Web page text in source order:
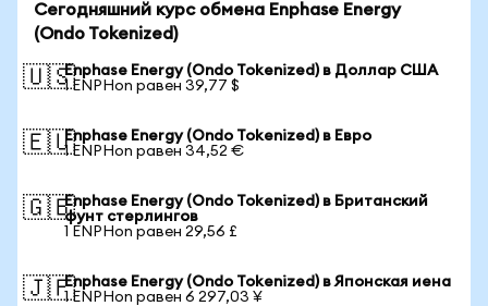
Сегодняшний курс обмена Enphase Energy
(Ondo Tokenized)
🇺🇸Enphase Energy (Ondo Tokenized) в Доллар США
1 ENPHon равен 39,77 $
🇪🇺Enphase Energy (Ondo Tokenized) в Евро
1 ENPHon равен 34,52 €
🇬🇧Enphase Energy (Ondo Tokenized) в Британский
фунт стерлингов
1 ENPHon равен 29,56 £
🇯🇵Enphase Energy (Ondo Tokenized) в Японская иена
1 ENPHon равен 6 297,03 ¥